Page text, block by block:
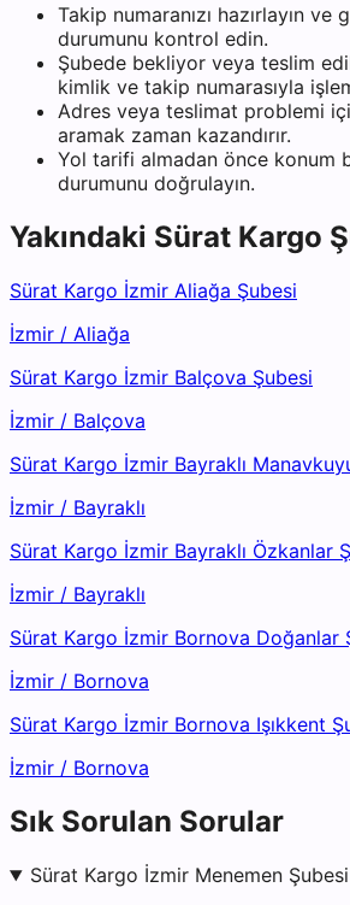
Takip numaranızı hazırlayın ve
durumunu kontrol edin.
Şubede bekliyor veya teslim
kimlik ve takip numarasıyla
Adres veya teslimat problemi
aramak zaman kazandırır.
Yol tarifi almadan önce konum
durumunu doğrulayın.
Yakındaki Sürat Kargo
Sürat Kargo İzmir Aliağa Şubesi
İzmir / Aliağa
Sürat Kargo İzmir Balçova Şubesi
İzmir / Balçova
Sürat Kargo İzmir Bayraklı
İzmir / Bayraklı
Sürat Kargo İzmir Bayraklı Özkanlar
İzmir / Bayraklı
Sürat Kargo İzmir Bornova Doğanlar
İzmir / Bornova
Sürat Kargo İzmir Bornova Işıkkent
İzmir / Bornova
Sık Sorulan Sorular
Sürat Kargo İzmir Menemen